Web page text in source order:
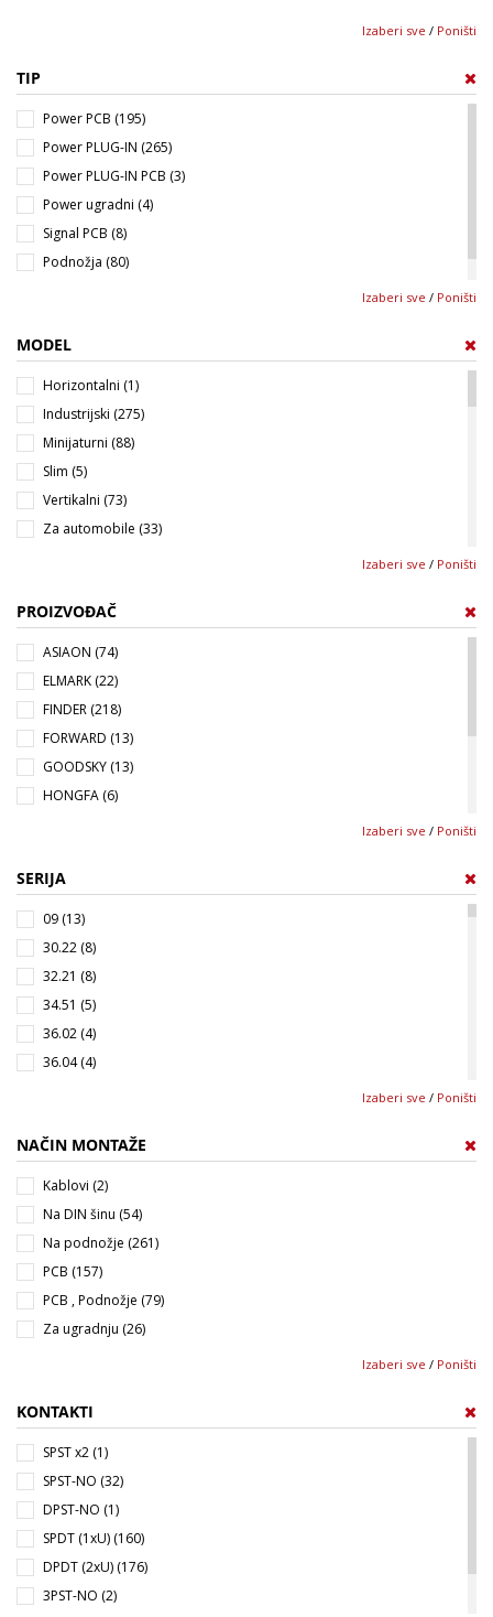
Izaberi sve / Poništi
TIP
Power PCB (195)
Power PLUG-IN (265)
Power PLUG-IN PCB (3)
Power ugradni (4)
Signal PCB (8)
Podnožja (80)
Izaberi sve / Poništi
MODEL
Horizontalni (1)
Industrijski (275)
Minijaturni (88)
Slim (5)
Vertikalni (73)
Za automobile (33)
MK3P (2)
MKS-2 (2)
MY3 (2)
34.51 (2)
40.31 , 40.41 (3)
40.51 , 40.52 , 40.61 , 40.62 , 44.62 (4)
46.52 (1)
55.33 (2)
55.34 (7)
56.32 (2)
56.34 (2)
60.12 (8)
60.13 (8)
62.33 (2)
G2R-1-S (5)
MY4 (7)
Metalne (8)
Plastične (5)
Izaberi sve / Poništi
PROIZVOĐAČ
ASIAON (74)
ELMARK (22)
FINDER (218)
FORWARD (13)
GOODSKY (13)
HONGFA (6)
PANASONIC (1)
RAYEX (49)
SCHNEIDER (1)
Izaberi sve / Poništi
SERIJA
09 (13)
30.22 (8)
32.21 (8)
34.51 (5)
36.02 (4)
36.04 (4)
40.31 (10)
40.51 (9)
40.52 (14)
40.61 (7)
40.62 (3)
41.31 (3)
41.52 (2)
44.62 (3)
46.52 (6)
46.61 (4)
55.12 (1)
55.13 (2)
55.14 (1)
55.32 (7)
55.33 (5)
Izaberi sve / Poništi
NAČIN MONTAŽE
Kablovi (2)
Na DIN šinu (54)
Na podnožje (261)
PCB (157)
PCB , Podnožje (79)
Za ugradnju (26)
Izaberi sve / Poništi
KONTAKTI
SPST x2 (1)
SPST-NO (32)
DPST-NO (1)
SPDT (1xU) (160)
DPDT (2xU) (176)
3PST-NO (2)